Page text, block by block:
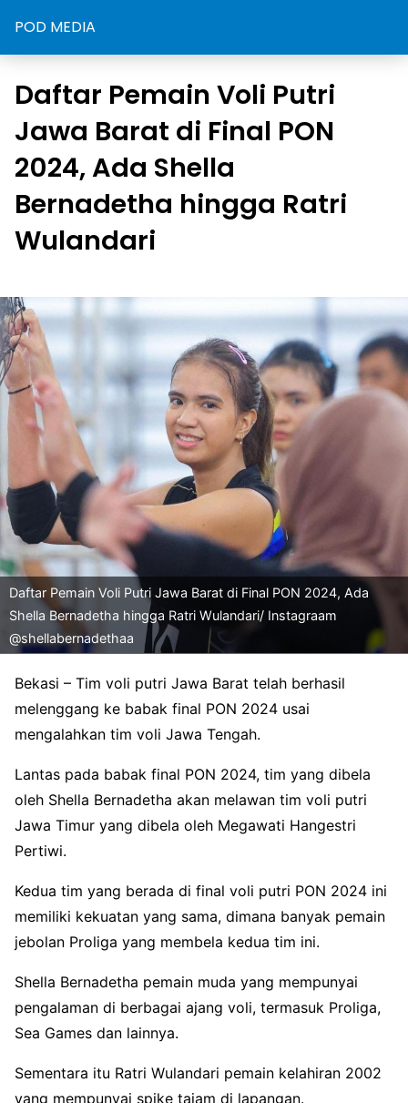
POD MEDIA
Daftar Pemain Voli Putri
Jawa Barat di Final PON
2024, Ada Shella
Bernadetha hingga Ratri
Wulandari
Daftar Pemain Voli Putri Jawa Barat di Final PON 2024, Ada
Shella Bernadetha hingga Ratri Wulandari/ Instagraam
@shellabernadethaa
Bekasi – Tim voli putri Jawa Barat telah berhasil
melenggang ke babak final PON 2024 usai
mengalahkan tim voli Jawa Tengah.
Lantas pada babak final PON 2024, tim yang dibela
oleh Shella Bernadetha akan melawan tim voli putri
Jawa Timur yang dibela oleh Megawati Hangestri
Pertiwi.
Kedua tim yang berada di final voli putri PON 2024 ini
memiliki kekuatan yang sama, dimana banyak pemain
jebolan Proliga yang membela kedua tim ini.
Shella Bernadetha pemain muda yang mempunyai
pengalaman di berbagai ajang voli, termasuk Proliga,
Sea Games dan lainnya.
Sementara itu Ratri Wulandari pemain kelahiran 2002
yang mempunyai spike tajam di lapangan.